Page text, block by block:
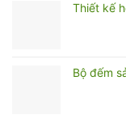
Thiết kế
Bộ đếm